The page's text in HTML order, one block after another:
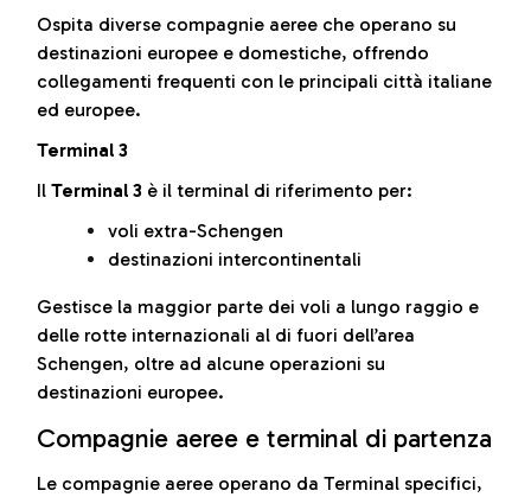
Ospita diverse compagnie aeree che operano su
destinazioni europee e domestiche, offrendo
collegamenti frequenti con le principali città italiane
ed europee.
Terminal 3
Il Terminal 3 è il terminal di riferimento per:
voli extra-Schengen
destinazioni intercontinentali
Gestisce la maggior parte dei voli a lungo raggio e
delle rotte internazionali al di fuori dell’area
Schengen, oltre ad alcune operazioni su
destinazioni europee.
Compagnie aeree e terminal di partenza
Le compagnie aeree operano da Terminal specifici,